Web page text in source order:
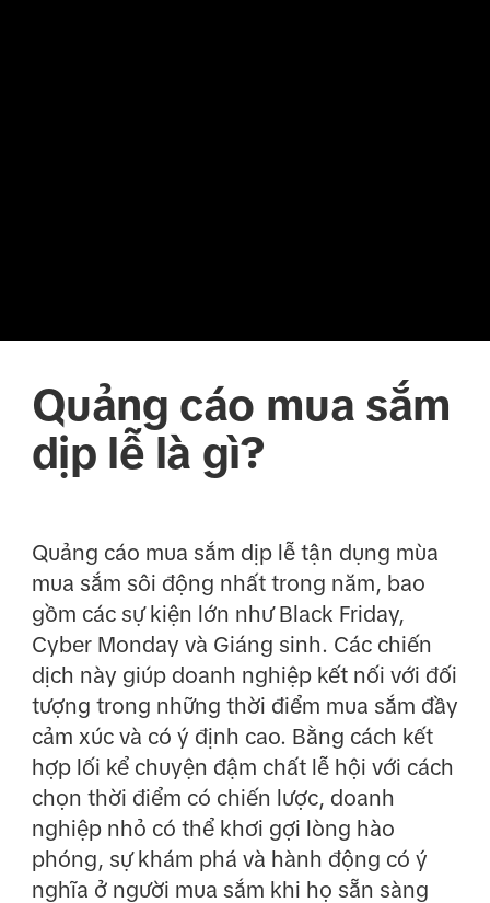
Quảng cáo mua sắm
dịp lễ là gì?
Quảng cáo mua sắm dịp lễ tận dụng mùa
mua sắm sôi động nhất trong năm, bao
gồm các sự kiện lớn như Black Friday,
Cyber Monday và Giáng sinh. Các chiến
dịch này giúp doanh nghiệp kết nối với đối
tượng trong những thời điểm mua sắm đầy
cảm xúc và có ý định cao. Bằng cách kết
hợp lối kể chuyện đậm chất lễ hội với cách
chọn thời điểm có chiến lược, doanh
nghiệp nhỏ có thể khơi gợi lòng hào
phóng, sự khám phá và hành động có ý
nghĩa ở người mua sắm khi họ sẵn sàng